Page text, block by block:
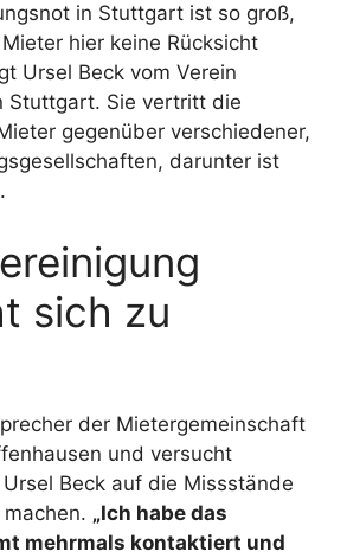
in Stuttgart ist so groß,
hier keine Rücksicht
Ursel Beck vom Verein
Stuttgart. Sie vertritt die
gegenüber verschiedener,
darunter ist
sich zu
der Mietergemeinschaft
und versucht
Beck auf die Missstände
„Ich habe das
mehrmals kontaktiert und